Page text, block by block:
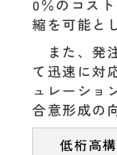
0％のコス
縮を可能と
また、発
て迅速に対
ュレーショ
合意形成の
低桁高